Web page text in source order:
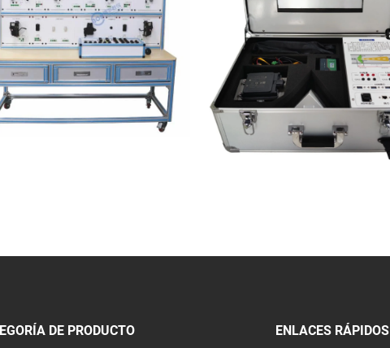
DE PRODUCTO ENLACES RÁPIDOS